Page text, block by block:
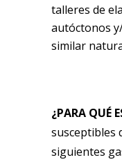
talleres de
autóctonos
similar
¿PARA QUÉ
susceptibles
siguientes